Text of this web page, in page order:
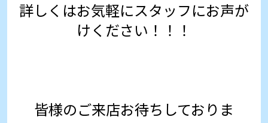
詳しくはお気軽にスタッフにお声が
けください！！！
皆様のご来店お待ちしておりま